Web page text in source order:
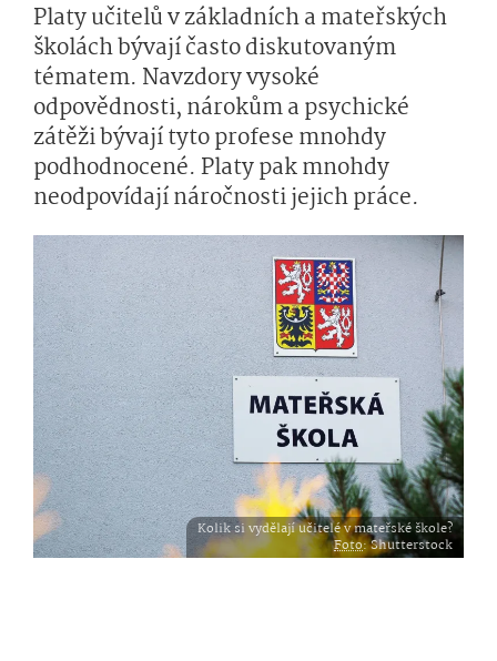
Platy učitelů v základních a mateřských
školách bývají často diskutovaným
tématem. Navzdory vysoké
odpovědnosti, nárokům a psychické
zátěži bývají tyto profese mnohdy
podhodnocené. Platy pak mnohdy
neodpovídají náročnosti jejich práce.
Kolik si vydělají učitelé v mateřské škole?
Foto: Shutterstock